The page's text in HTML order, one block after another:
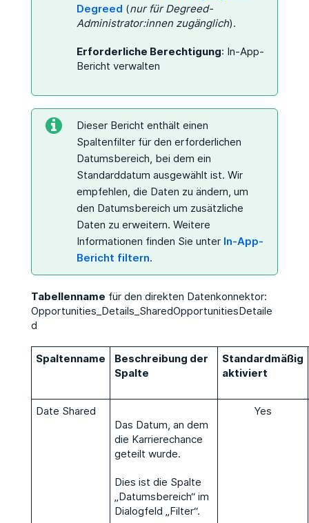
Degreed (nur für Degreed-
Administrator:innen zugänglich).
Erforderliche Berechtigung: In-App-
Bericht verwalten
Dieser Bericht enthält einen
Spaltenfilter für den erforderlichen
Datumsbereich, bei dem ein
Standarddatum ausgewählt ist. Wir
empfehlen, die Daten zu ändern, um
den Datumsbereich um zusätzliche
Daten zu erweitern. Weitere
Informationen finden Sie unter In-App-
Bericht filtern.
Tabellenname für den direkten Datenkonnektor:
Opportunities_Details_SharedOpportunitiesDetaile
d
Spaltenname
Beschreibung der
Spalte
Standardmäßig
aktiviert
Date Shared
Das Datum, an dem
die Karrierechance
geteilt wurde.
Dies ist die Spalte
„Datumsbereich“ im
Dialogfeld „Filter“.
Yes